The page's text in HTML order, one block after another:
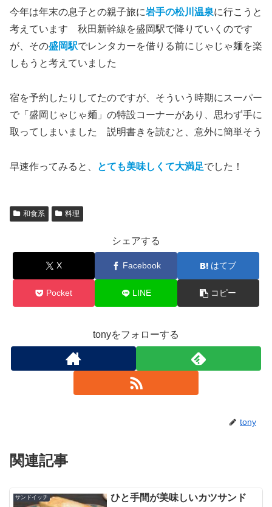
今年は年末の息子との親子旅に岩手の松川温泉に行こうと
考えています 秋田新幹線を盛岡駅で降りていくのです
が、その盛岡駅でレンタカーを借りる前にじゃじゃ麺を楽
しもうと考えていました
宿を予約したりしてたのですが、そういう時期にスーパー
で「盛岡じゃじゃ麺」の特設コーナーがあり、思わず手に
取ってしまいました 説明書きを読むと、意外に簡単そう
早速作ってみると、 とても美味しくて大満足でした！
和食系 料理
シェアする
X Facebook はてブ
Pocket LINE コピー
tonyをフォローする
tony
関連記事
サンドイッチ ひと手間が美味しいカツサンド